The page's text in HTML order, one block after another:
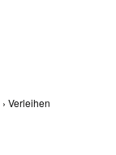
Verleihen